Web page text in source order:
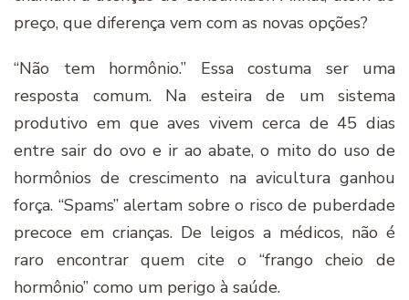
preço, que diferença vem com as novas opções?
“Não tem hormônio.” Essa costuma ser uma
resposta comum. Na esteira de um sistema
produtivo em que aves vivem cerca de 45 dias
entre sair do ovo e ir ao abate, o mito do uso de
hormônios de crescimento na avicultura ganhou
força. “Spams” alertam sobre o risco de puberdade
precoce em crianças. De leigos a médicos, não é
raro encontrar quem cite o “frango cheio de
hormônio” como um perigo à saúde.